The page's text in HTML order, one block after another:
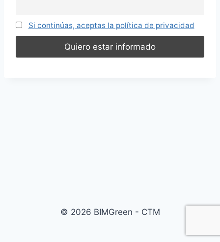
Si continúas, aceptas la política de privacidad
© 2026 BIMGreen - CTM